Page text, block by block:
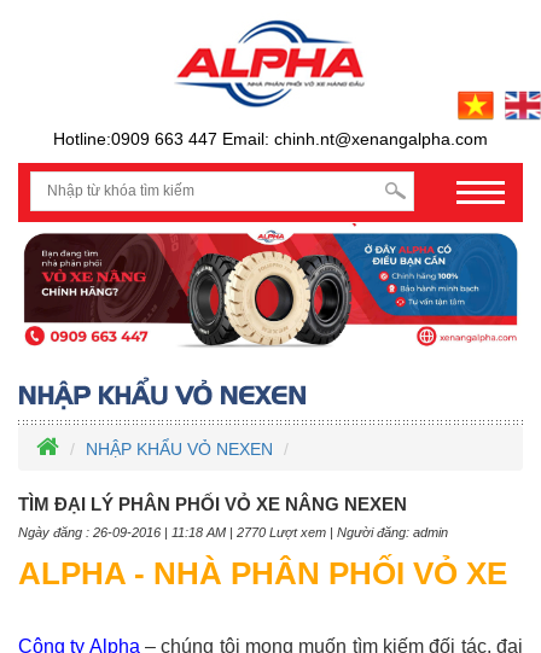
Hotline:0909 663 447 Email: chinh.nt@xenangalpha.com
prev
NHẬP KHẨU VỎ NEXEN
TÌM ĐẠI LÝ PHÂN PHỐI VỎ XE NÂNG NEXEN
Ngày đăng : 26-09-2016 | 11:18 AM | 2770 Lượt xem | Người đăng: admin
ALPHA - NHÀ PHÂN PHỐI VỎ XE
Công ty Alpha – chúng tôi mong muốn tìm kiếm đối tác, đại